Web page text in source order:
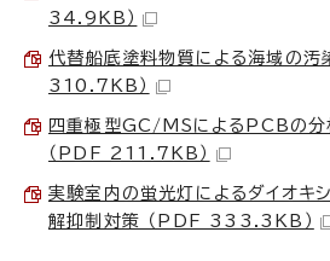
34.9KB）
代替船底塗料物質による海域の汚
310.7KB）
四重極型GC/MSによるPCBの
（PDF 211.7KB）
実験室内の蛍光灯によるダイオキ
解抑制対策 （PDF 333.3KB）